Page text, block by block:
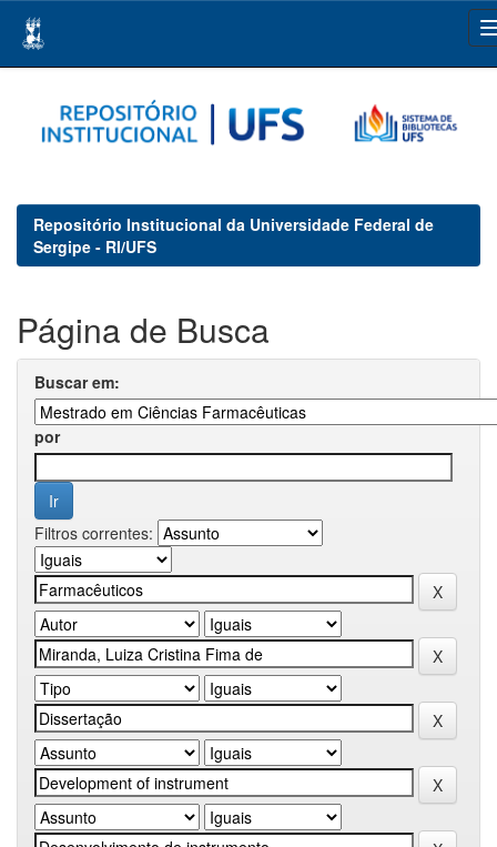
navigation
Repositório Institucional da Universidade Federal de
Sergipe - RI/UFS
Página de Busca
Buscar em:
por
Filtros correntes: